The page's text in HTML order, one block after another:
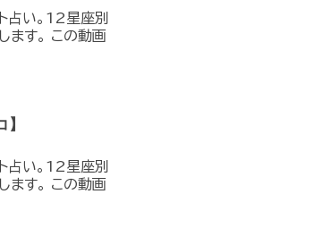
占い。12星座別
ます。 この動画
占い。12星座別
ます。 この動画